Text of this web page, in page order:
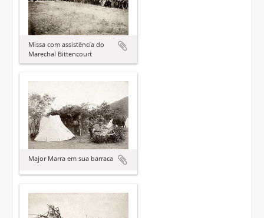
Missa com assistência do
Marechal Bittencourt
Major Marra em sua barraca